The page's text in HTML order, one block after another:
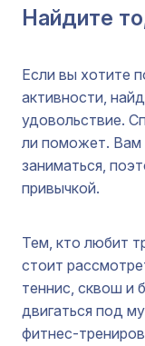
Найдите
Если вы хотите
активности,
удовольствие.
ли поможет. Вам
заниматься,
привычкой.
Тем, кто любит
стоит
теннис, сквош и
двигаться под
фитнес-